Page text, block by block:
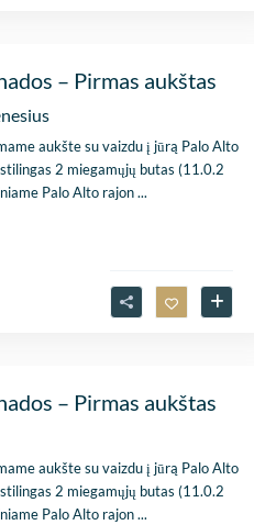
– Pirmas aukštas
aukšte su vaizdu į jūrą Palo Alto
2 miegamųjų butas (11.0.2
Palo Alto rajon...
– Pirmas aukštas
aukšte su vaizdu į jūrą Palo Alto
2 miegamųjų butas (11.0.2
Palo Alto rajon...